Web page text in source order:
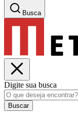
Busca
Digite sua busca
Buscar